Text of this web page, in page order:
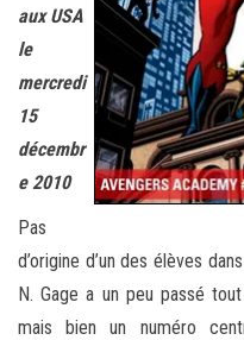
aux USA
le
mercredi
15
décembr
e 2010
Pas
d’origine d’un des élèves
N. Gage a un peu passé
mais bien un numéro